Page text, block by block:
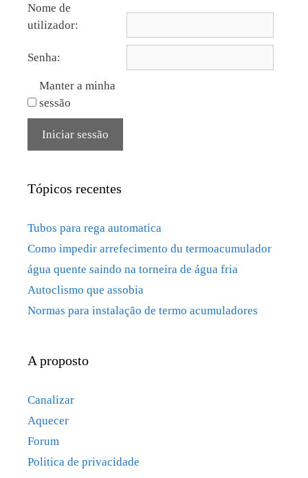
Nome de
utilizador:
Senha:
Manter a minha
sessão
Iniciar sessão
Tópicos recentes
Tubos para rega automatica
Como impedir arrefecimento du termoacumulador
água quente saindo na torneira de água fria
Autoclismo que assobia
Normas para instalação de termo acumuladores
A proposto
Canalizar
Aquecer
Forum
Politica de privacidade